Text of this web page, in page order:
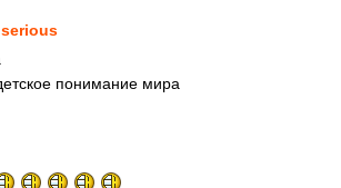
serious
понимание мира